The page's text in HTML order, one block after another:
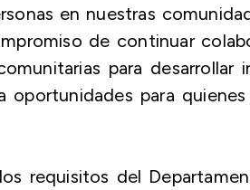
en nuestras
de continuar
para desarrollar
para
requisitos del